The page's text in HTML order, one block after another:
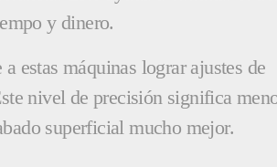
y dinero.
estas máquinas lograr ajustes de
nivel de precisión significa
superficial mucho mejor.